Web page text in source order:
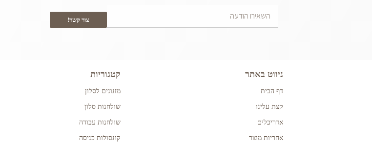
צור קשר!
ניווט באתר
דף הבית
קצת עלינו
אדריכלים
אחריות מוצר
קטגוריות
מזנונים לסלון
שולחנות סלון
שולחנות עבודה
קונסולות כניסה